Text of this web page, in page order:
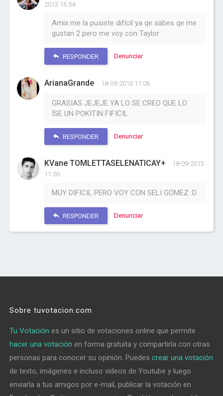
2013 16:54
Amix me la pusiste difícil ya qe sabes qe me
gustan 2 pero me voy con Taylor
RESPONDER Denunciar
ArianaGrande 18-09-2013 11:06
GRASIAS JEJEJE YA LO SE CREO QUE LO
ÍSE UN POKITIN FIFICIL
RESPONDER Denunciar
KVane TOMLETTASELENATICAY+
18-09-2013
11:00
MUY DIFICIL PERO VOY CON SELI GOMEZ :D
RESPONDER Denunciar
Sobre tuvotacion.com
Tu Votación es un sitio de votaciones online que permite
hacer una votación en forma gratuita y compartirla con otras
personas para conocer su opinión. Puedescrear una votación
de texto, imágenes e incluso videos de Youtube y luego
enviarla a tus amigos por e-mail, publicar la votación en